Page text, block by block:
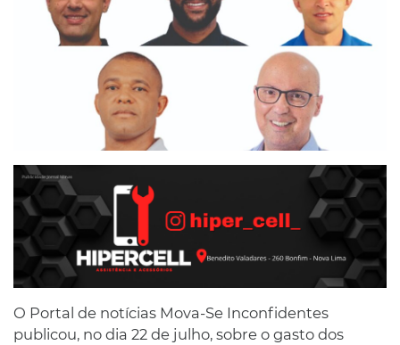
O Portal de notícias Mova-Se Inconfidentes
publicou, no dia 22 de julho, sobre o gasto dos